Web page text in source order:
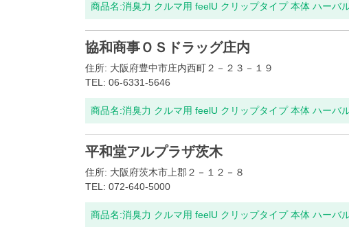
商品名:消臭力 クルマ用 feelU クリップタイプ 本体 ハーバ
協和商事ＯＳドラッグ庄内
住所: 大阪府豊中市庄内西町２－２３－１９
TEL: 06-6331-5646
商品名:消臭力 クルマ用 feelU クリップタイプ 本体 ハーバ
平和堂アルプラザ茨木
住所: 大阪府茨木市上郡２－１２－８
TEL: 072-640-5000
商品名:消臭力 クルマ用 feelU クリップタイプ 本体 ハーバ